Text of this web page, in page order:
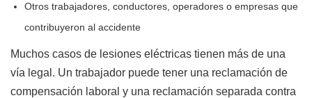
Otros trabajadores, conductores, operadores o empresas que
contribuyeron al accidente
Muchos casos de lesiones eléctricas tienen más de una
vía legal. Un trabajador puede tener una reclamación de
compensación laboral y una reclamación separada contra